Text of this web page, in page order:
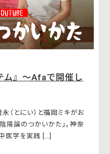
ム』〜Afaで開催し
（とにい）と福岡ミキがお
陽論のつかいかた」。神奈
医学を実践 […]